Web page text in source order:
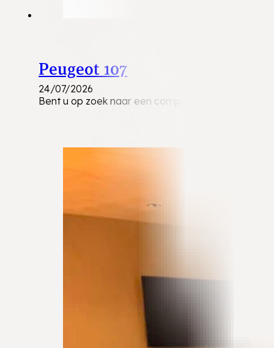
Peugeot 107
24/07/2026
Bent u op zoek naar een compacte, betrouwbare